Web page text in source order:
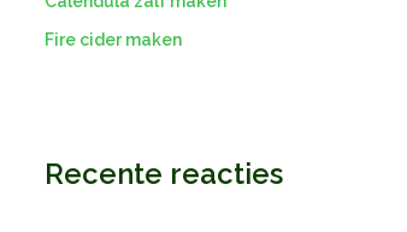
:Fire cider maken
Recente reacties